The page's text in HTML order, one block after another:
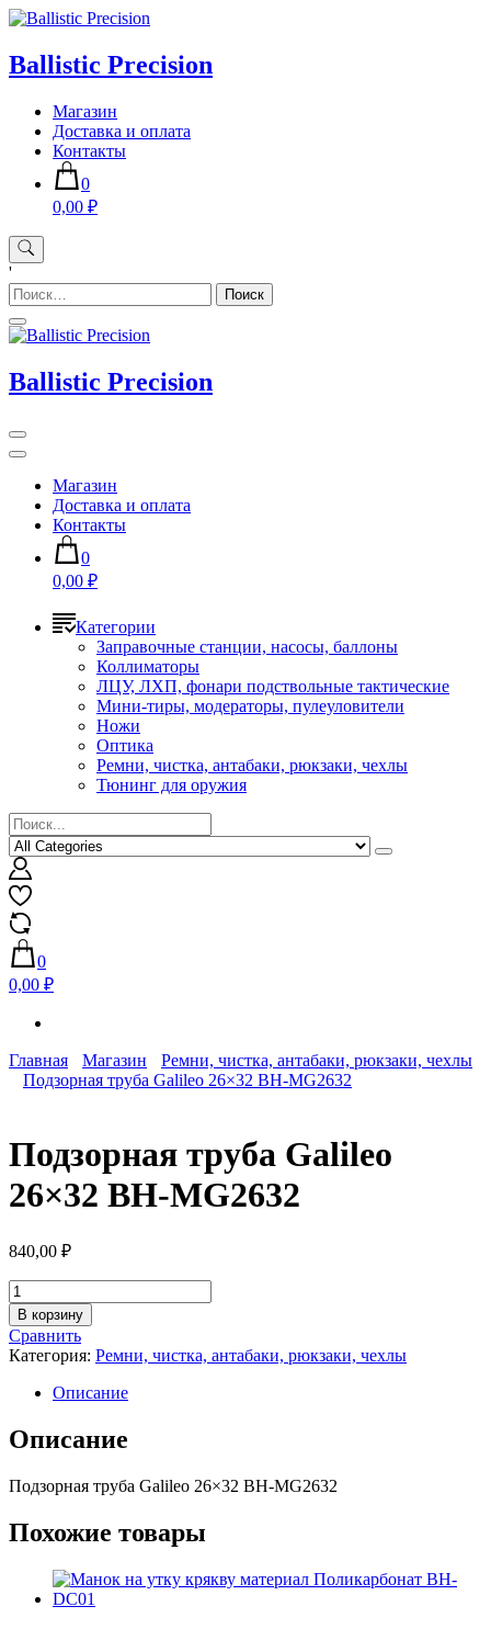
Skip
content
Ballistic Precision
Магазин
Доставка и оплата
Контакты
0
0,00 ₽
'
Найти:
Ballistic Precision
Магазин
Доставка и оплата
Контакты
0
0,00 ₽
Категории
Заправочные станции, насосы, баллоны
Коллиматоры
ЛЦУ, ЛХП, фонари подствольные тактические
Мини-тиры, модераторы, пулеуловители
Ножи
Оптика
Ремни, чистка, антабаки, рюкзаки, чехлы
Тюнинг для оружия
0
0,00 ₽
Главная Магазин
Ремни, чистка, антабаки, рюкзаки, чехлы
Подзорная труба Galileo 26×32 BH-MG2632
Подзорная труба Galileo
26×32 BH-MG2632
840,00 ₽
Количество
товара
Подзорная
труба
Galileo
26x32
MG2632
В корзину
Сравнить
Категория: Ремни, чистка, антабаки, рюкзаки, чехлы
Описание
Описание
Подзорная труба Galileo 26×32 BH-MG2632
Похожие товары